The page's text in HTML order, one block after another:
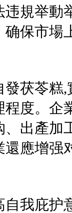
規举動
保市場
茯苓糕
度。企
出產加
應增强
我庇护